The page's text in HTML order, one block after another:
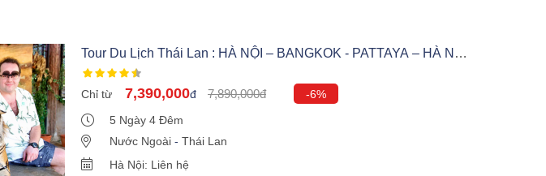
Tour Du Lịch Thái Lan : HÀ NỘI – BANGKOK - PATTAYA – HÀ NỘI
2026 Bay Vietravel Air
Chỉ từ 7,390,000đ 7,890,000đ
-6%
5 Ngày 4 Đêm
Nước Ngoài - Thái Lan
Hà Nội: Liên hệ